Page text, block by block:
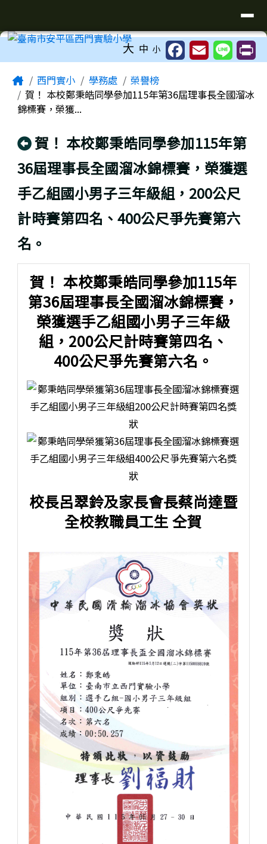
工具列 大 中 小
Home西門實小 學務處
榮譽榜
賀！ 本校鄭秉皓同學參加115年第36屆理事長全國溜冰
錦標賽，榮獲...
回上頁
賀！ 本校鄭秉皓同學參加115年第
36屆理事長全國溜冰錦標賽，榮獲選
手乙組國小男子三年級組，200公尺
計時賽第四名、400公尺爭先賽第六
名。
賀！ 本校鄭秉皓同學參加115年
第36屆理事長全國溜冰錦標賽，
榮獲選手乙組國小男子三年級
組，200公尺計時賽第四名、
400公尺爭先賽第六名。
校長呂翠鈴及家長會長蔡尚達暨
全校教職員工生 仝賀